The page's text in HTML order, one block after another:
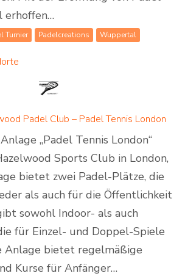
erhoffen…
Turnier Padelcreations Wuppertal
Padel Club – Padel Tennis London
„Padel Tennis London“
Sports Club in London,
bietet zwei Padel-Plätze, die
als auch für die Öffentlichkeit
sowohl Indoor- als auch
für Einzel- und Doppel-Spiele
Anlage bietet regelmäßige
Kurse für Anfänger…